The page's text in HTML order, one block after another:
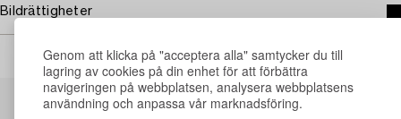
Genom att klicka på "acceptera alla" samtycker du till
lagring av cookies på din enhet för att förbättra
navigeringen på webbplatsen, analysera webbplatsens
användning och anpassa vår marknadsföring.
Bildrättigheter
Andra har även tittat på